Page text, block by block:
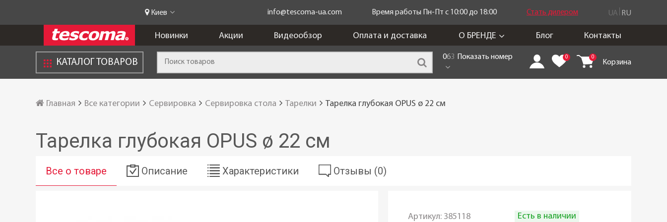
Киев info@tescoma-ua.com Время работы Пн-Пт c 10:00 до 18:00 Стать дилером UA RU
Новинки Акции Видеообзор Оплата и доставка О БРЕНДЕ Блог Контакты
КАТАЛОГ ТОВАРОВ
063 Показать номер 0 0
Корзина
Главная Все категории Сервировка Сервировка стола Тарелки Тарелка глубокая OPUS ø 22 см
Тарелка глубокая OPUS ø 22 см
Все о товаре Описание Характеристики Отзывы (0)
Артикул: 385118 Есть в наличии